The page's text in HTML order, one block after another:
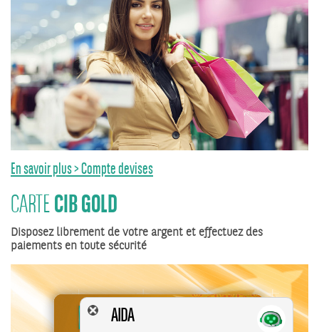
En savoir plus > Compte devises
CARTECIB GOLD
Disposez librement de votre argent et effectuez des
paiements en toute sécurité
AIDA